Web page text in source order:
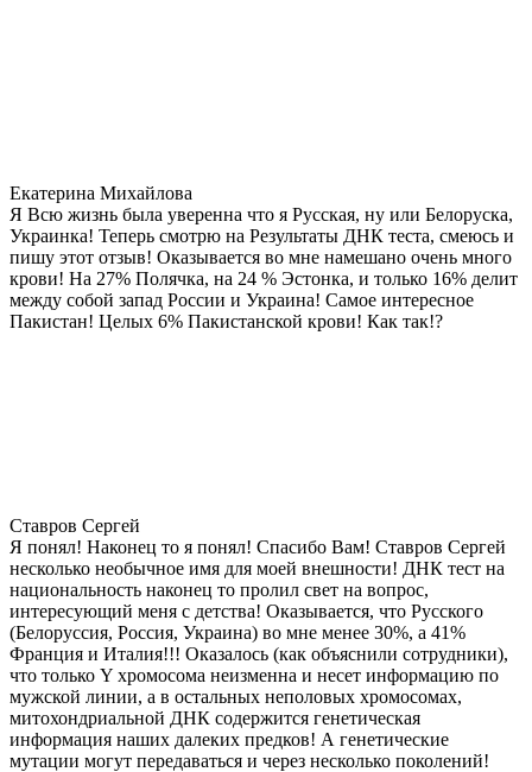
Екатерина Михайлова
Я Всю жизнь была уверенна что я Русская, ну или Белоруска,
Украинка! Теперь смотрю на Результаты ДНК теста, смеюсь и
пишу этот отзыв! Оказывается во мне намешано очень много
крови! На 27% Полячка, на 24 % Эстонка, и только 16% делит
между собой запад России и Украина! Самое интересное
Пакистан! Целых 6% Пакистанской крови! Как так!?
Ставров Сергей
Я понял! Наконец то я понял! Спасибо Вам! Ставров Сергей
несколько необычное имя для моей внешности! ДНК тест на
национальность наконец то пролил свет на вопрос,
интересующий меня с детства! Оказывается, что Русского
(Белоруссия, Россия, Украина) во мне менее 30%, а 41%
Франция и Италия!!! Оказалось (как объяснили сотрудники),
что только Y хромосома неизменна и несет информацию по
мужской линии, а в остальных неполовых хромосомах,
митохондриальной ДНК содержится генетическая
информация наших далеких предков! А генетические
мутации могут передаваться и через несколько поколений!